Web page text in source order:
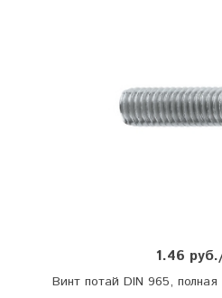
1.46
Винт потай DIN 965,